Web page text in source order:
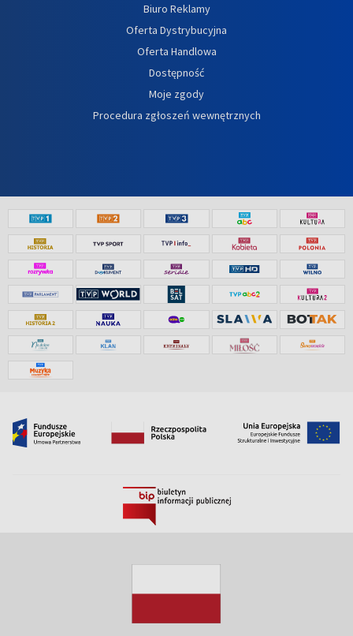
Biuro Reklamy
Oferta Dystrybucyjna
Oferta Handlowa
Dostępność
Moje zgody
Procedura zgłoszeń wewnętrznych